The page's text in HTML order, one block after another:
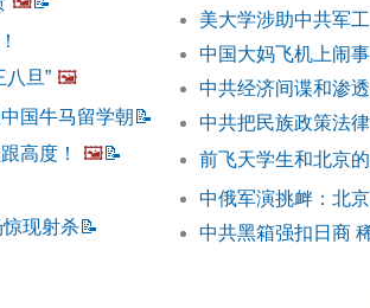
八旦” 🖼️
国牛马留学朝 📝
高度！
🖼️📝
惊现射杀📝
美大学涉助中共军
中国大妈飞机上闹
中共经济间谍和渗
中共把民族政策法
前飞天学生和北京
中俄军演挑衅：北
中共黑箱强扣日商